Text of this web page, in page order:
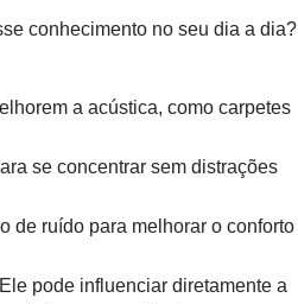
conhecimento no seu dia a dia?
a acústica, como carpetes
se concentrar sem distrações
de ruído para melhorar o conforto
pode influenciar diretamente a